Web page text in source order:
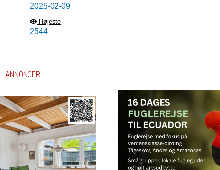
2025-02-09
Højeste
2544
ANNONCER